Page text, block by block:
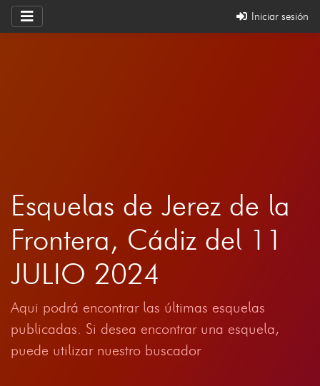
Iniciar sesión
Esquelas de Jerez de la
Frontera, Cádiz del 11
JULIO 2024
Aqui podrá encontrar las últimas esquelas
publicadas. Si desea encontrar una esquela,
puede utilizar nuestro buscador